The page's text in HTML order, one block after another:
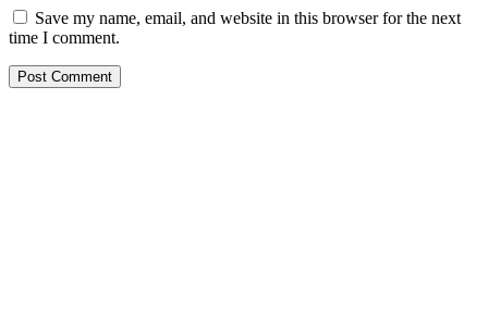
Save my name, email, and website in this browser for the next
time I comment.